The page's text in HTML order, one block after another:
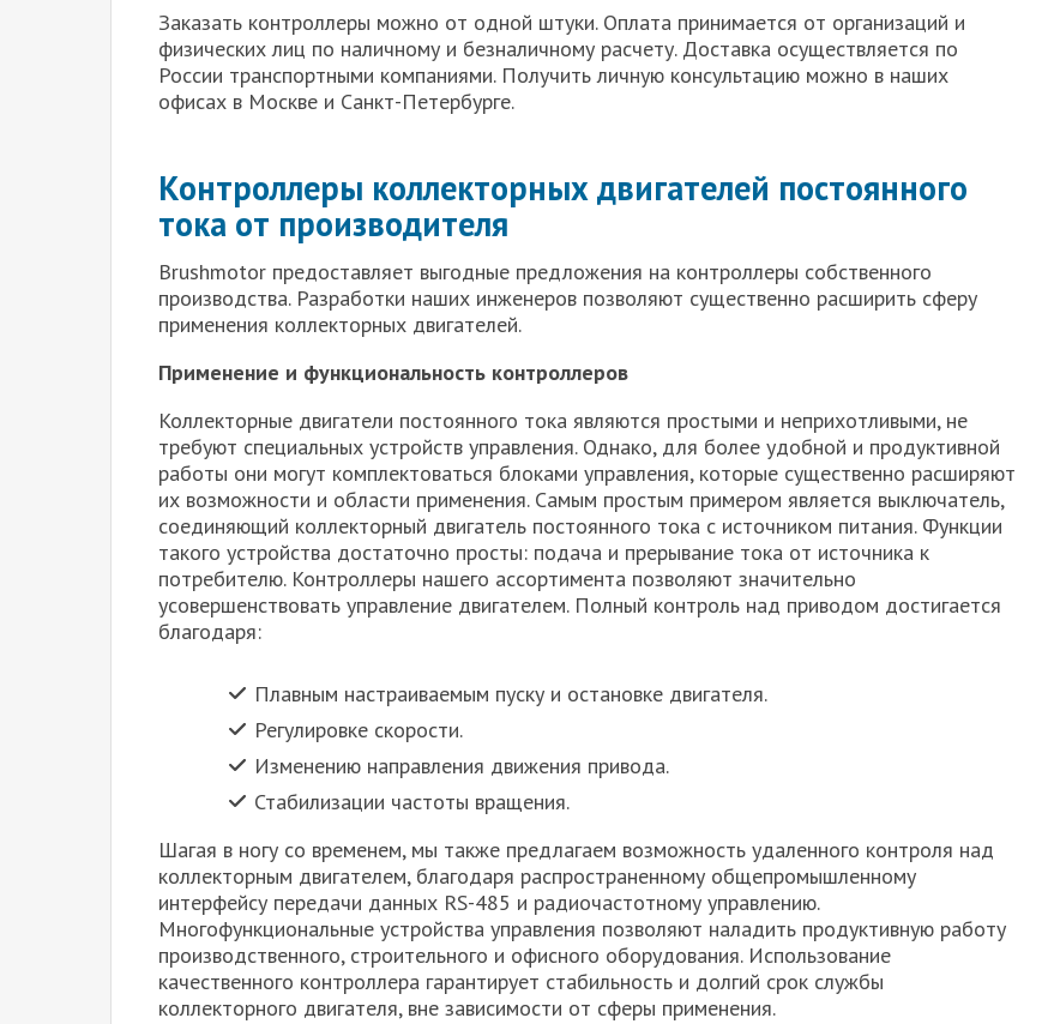
Заказать контроллеры можно от одной штуки. Оплата принимается от организаций и
физических лиц по наличному и безналичному расчету. Доставка осуществляется по
России транспортными компаниями. Получить личную консультацию можно в наших
офисах в Москве и Санкт-Петербурге.
Контроллеры коллекторных двигателей постоянного
тока от производителя
Brushmotor предоставляет выгодные предложения на контроллеры собственного
производства. Разработки наших инженеров позволяют существенно расширить сферу
применения коллекторных двигателей.
Применение и функциональность контроллеров
Коллекторные двигатели постоянного тока являются простыми и неприхотливыми, не
требуют специальных устройств управления. Однако, для более удобной и продуктивной
работы они могут комплектоваться блоками управления, которые существенно расширяют
их возможности и области применения. Самым простым примером является выключатель,
соединяющий коллекторный двигатель постоянного тока с источником питания. Функции
такого устройства достаточно просты: подача и прерывание тока от источника к
потребителю. Контроллеры нашего ассортимента позволяют значительно
усовершенствовать управление двигателем. Полный контроль над приводом достигается
благодаря:
Плавным настраиваемым пуску и остановке двигателя.
Регулировке скорости.
Изменению направления движения привода.
Стабилизации частоты вращения.
Шагая в ногу со временем, мы также предлагаем возможность удаленного контроля над
коллекторным двигателем, благодаря распространенному общепромышленному
интерфейсу передачи данных RS-485 и радиочастотному управлению.
Многофункциональные устройства управления позволяют наладить продуктивную работу
производственного, строительного и офисного оборудования. Использование
качественного контроллера гарантирует стабильность и долгий срок службы
коллекторного двигателя, вне зависимости от сферы применения.